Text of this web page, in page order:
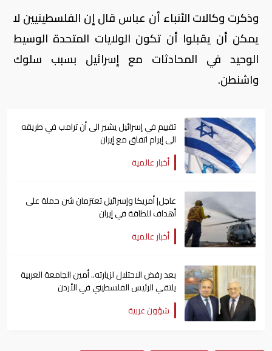
وذكرت وكالات الأنباء أن عباس قال إن الفلسطينيين لا
يمكن أن يقبلوا أن تكون الولايات المتحدة الوسيط
الوحيد في المحادثات مع إسرائيل بسبب سلوك
واشنطن.
تقييم في إسرائيل يشير الى أن ترامب في طريقه
الى إبرام اتفاق مع إيران
أخبار عالمية
عاجل| أمريكا وإسرائيل تعتزمان شن ​حملة على
أهداف للطاقة في ⁠إيران
أخبار عالمية
بعد رفض الاحتلال لزيارته.. أمين الجامعة العربية
يلتقي الرئيس الفلسطيني في الأردن
شؤون عربية